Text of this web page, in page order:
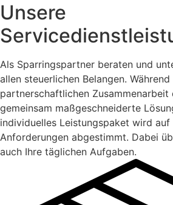
Unsere
Als Sparringspartner beraten und
allen steuerlichen Belangen.
partnerschaftlichen
gemeinsam maßgeschneiderte
individuelles Leistungspaket wird auf
Anforderungen abgestimmt. Dabei
auch Ihre täglichen Aufgaben.